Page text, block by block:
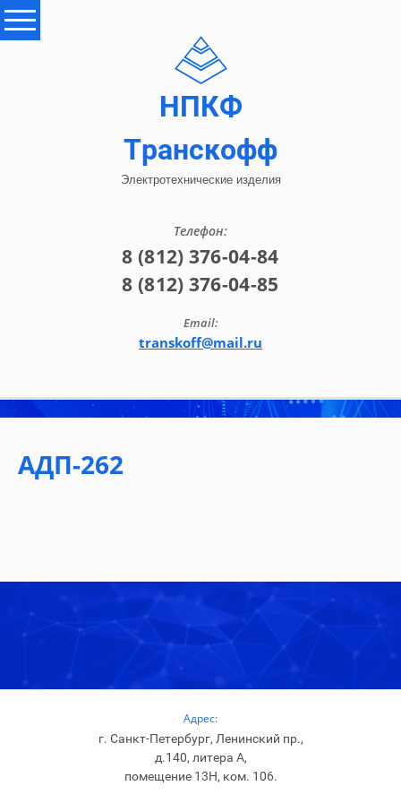
НПКФ
Транскофф
Электротехнические изделия
Телефон:
8 (812) 376-04-84
8 (812) 376-04-85
Email:
transkoff@mail.ru
АДП-262
Адрес:
г. Санкт-Петербург, Ленинский пр.,
д.140, литера А,
помещение 13Н, ком. 106.